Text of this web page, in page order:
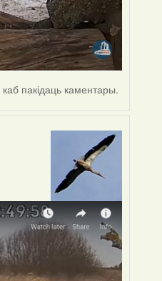
каб пакідаць каментары.